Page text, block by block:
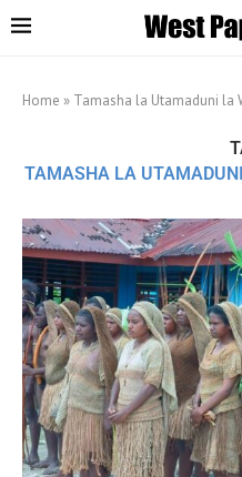
Home » Tamasha la Utamaduni la
TAMASHA LA